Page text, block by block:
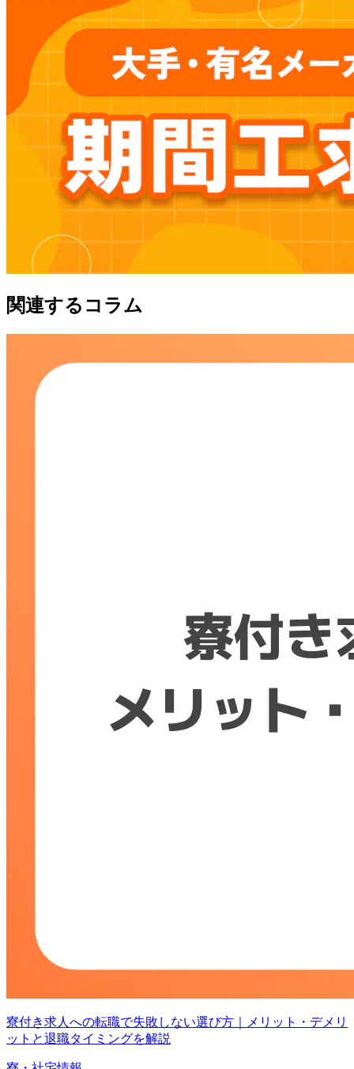
関連するコラム
寮付き求人への転職で失敗しない選び方｜メリット・デメリ
ットと退職タイミングを解説